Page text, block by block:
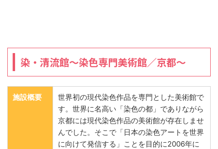
染・清流館～染色専門美術館／京都～
施設概要
世界初の現代染色作品を専門とした美術館で
す。世界に名高い「染色の都」でありながら
京都には現代染色作品の美術館が存在しませ
んでした。そこで「日本の染色アートを世界
に向けて発信する」ことを目的に2006年に